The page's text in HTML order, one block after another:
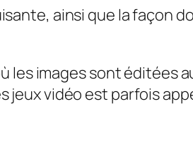
ainsi que la façon
les images sont éditées
jeux vidéo est parfois